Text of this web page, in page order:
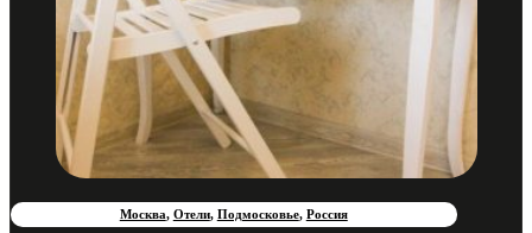
Москва, Отели, Подмосковье, Россия